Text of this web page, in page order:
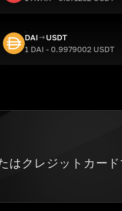
DAI
USDT
1 DAI - 0.9979002 USDT
はクレジットカー